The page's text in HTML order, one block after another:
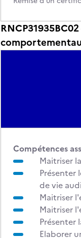
Compétences
Maitriser
Présenter
de vie
Maitriser
Maitriser
Présenter
Elaborer